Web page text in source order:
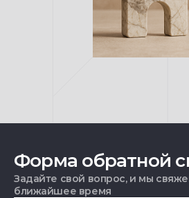
Форма обратной
Задайте свой вопрос, и мы
ближайшее время